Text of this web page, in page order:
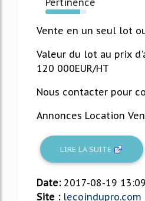
Pertinence
84%
Vente en un seul lot
Valeur du lot au prix
120 000EUR/HT
Nous contacter pour
Annonces Location
LIRE LA SUITE
Date: 2017-08-19
Site : lecoindupro.com